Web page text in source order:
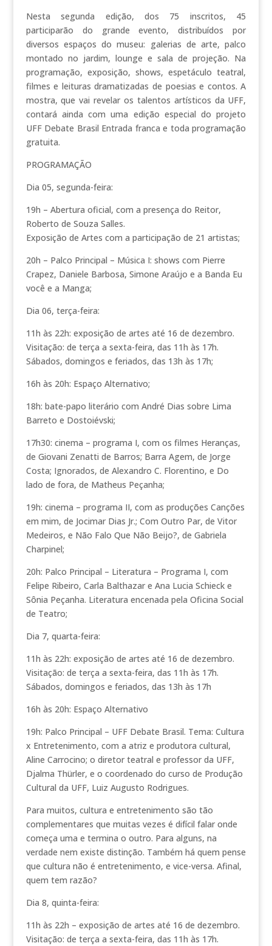
Nesta segunda edição, dos 75 inscritos, 45
participarão do grande evento, distribuídos por
diversos espaços do museu: galerias de arte, palco
montado no jardim, lounge e sala de projeção. Na
programação, exposição, shows, espetáculo teatral,
filmes e leituras dramatizadas de poesias e contos. A
mostra, que vai revelar os talentos artísticos da UFF,
contará ainda com uma edição especial do projeto
UFF Debate Brasil Entrada franca e toda programação
gratuita.
PROGRAMAÇÃO
Dia 05, segunda-feira:
19h – Abertura oficial, com a presença do Reitor,
Roberto de Souza Salles.
Exposição de Artes com a participação de 21 artistas;
20h – Palco Principal – Música I: shows com Pierre
Crapez, Daniele Barbosa, Simone Araújo e a Banda Eu
você e a Manga;
Dia 06, terça-feira:
11h às 22h: exposição de artes até 16 de dezembro.
Visitação: de terça a sexta-feira, das 11h às 17h.
Sábados, domingos e feriados, das 13h às 17h;
16h às 20h: Espaço Alternativo;
18h: bate-papo literário com André Dias sobre Lima
Barreto e Dostoiévski;
17h30: cinema – programa I, com os filmes Heranças,
de Giovani Zenatti de Barros; Barra Agem, de Jorge
Costa; Ignorados, de Alexandro C. Florentino, e Do
lado de fora, de Matheus Peçanha;
19h: cinema – programa II, com as produções Canções
em mim, de Jocimar Dias Jr.; Com Outro Par, de Vitor
Medeiros, e Não Falo Que Não Beijo?, de Gabriela
Charpinel;
20h: Palco Principal – Literatura – Programa I, com
Felipe Ribeiro, Carla Balthazar e Ana Lucia Schieck e
Sônia Peçanha. Literatura encenada pela Oficina Social
de Teatro;
Dia 7, quarta-feira:
11h às 22h: exposição de artes até 16 de dezembro.
Visitação: de terça a sexta-feira, das 11h às 17h.
Sábados, domingos e feriados, das 13h às 17h
16h às 20h: Espaço Alternativo
19h: Palco Principal – UFF Debate Brasil. Tema: Cultura
x Entretenimento, com a atriz e produtora cultural,
Aline Carrocino; o diretor teatral e professor da UFF,
Djalma Thürler, e o coordenado do curso de Produção
Cultural da UFF, Luiz Augusto Rodrigues.
Para muitos, cultura e entretenimento são tão
complementares que muitas vezes é difícil falar onde
começa uma e termina o outro. Para alguns, na
verdade nem existe distinção. Também há quem pense
que cultura não é entretenimento, e vice-versa. Afinal,
quem tem razão?
Dia 8, quinta-feira:
11h às 22h – exposição de artes até 16 de dezembro.
Visitação: de terça a sexta-feira, das 11h às 17h.